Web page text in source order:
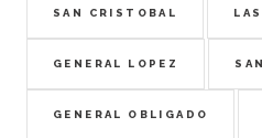
SAN CRISTOBAL
GENERAL LOPEZ
GENERAL OBLIGADO